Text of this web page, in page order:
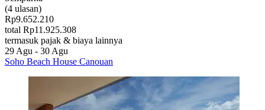
(4 ulasan)
Rp9.652.210
total Rp11.925.308
termasuk pajak & biaya lainnya
29 Agu - 30 Agu
Soho Beach House Canouan